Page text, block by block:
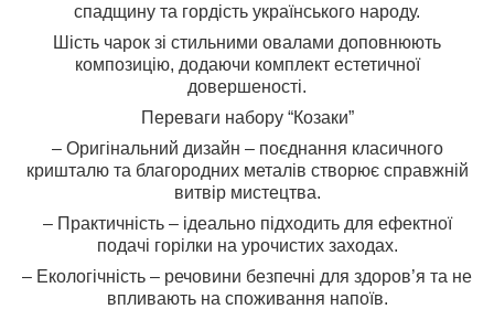
спадщину та гордість українського народу.
Шість чарок зі стильними овалами доповнюють
композицію, додаючи комплект естетичної
довершеності.
Переваги набору “Козаки”
– Оригінальний дизайн – поєднання класичного
кришталю та благородних металів створює справжній
витвір мистецтва.
– Практичність – ідеально підходить для ефектної
подачі горілки на урочистих заходах.
– Екологічність – речовини безпечні для здоров’я та не
впливають на споживання напоїв.